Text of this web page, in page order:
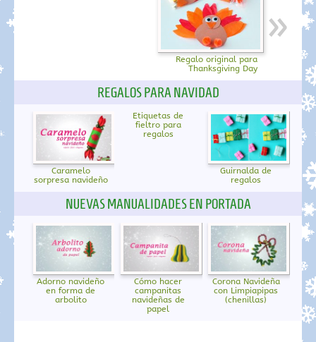
Regalo original para
Thanksgiving Day
REGALOS PARA NAVIDAD
Caramelo
sorpresa navideño
Etiquetas de
fieltro para
regalos
Guirnalda de
regalos
NUEVAS MANUALIDADES EN PORTADA
Adorno navideño
en forma de
arbolito
Cómo hacer
campanitas
navideñas de
papel
Corona Navideña
con Limpiapipas
(chenillas)